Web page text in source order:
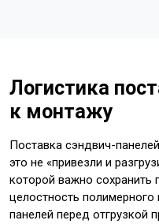
Логистика
к монтажу
Поставка сэндвич-
это не «привезли и
которой важно сохранить
целостность
панелей перед отгрузкой